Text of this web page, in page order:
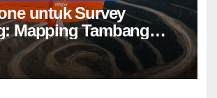
untuk Survey
Mapping Tambang
Lebih Cepat & Akurat